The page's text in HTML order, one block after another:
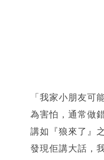
「我家小朋友可
為害怕，通常做
講如『狼來了』
發現佢講大話，